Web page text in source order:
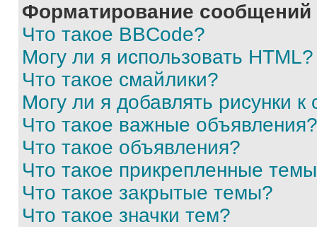
Форматирование
Что такое BBCode?
Могу ли я использовать HTML?
Что такое смайлики?
Могу ли я добавлять рисунки
Что такое важные объявления?
Что такое объявления?
Что такое прикрепленные
Что такое закрытые темы?
Что такое значки тем?